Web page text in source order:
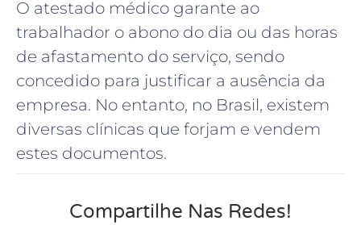
O atestado médico garante ao
trabalhador o abono do dia ou das horas
de afastamento do serviço, sendo
concedido para justificar a ausência da
empresa. No entanto, no Brasil, existem
diversas clínicas que forjam e vendem
estes documentos.
Compartilhe Nas Redes!